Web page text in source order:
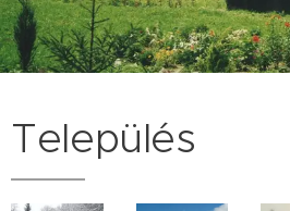
Település